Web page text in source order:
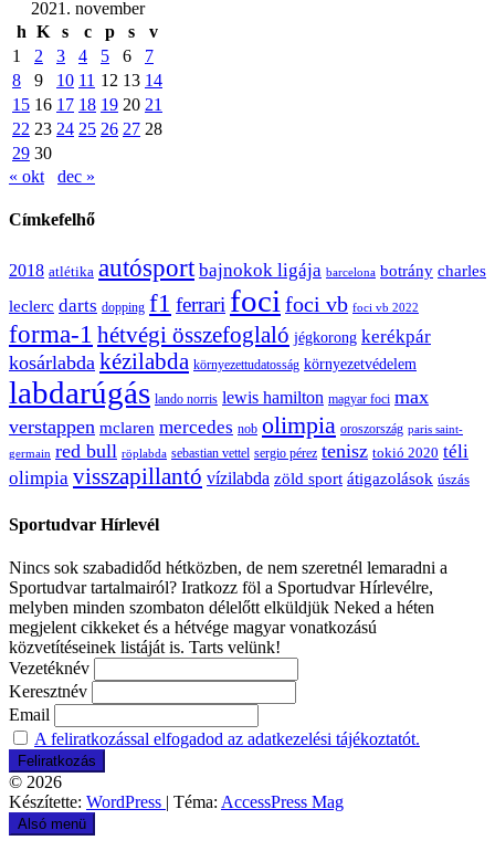
2021. november
h K s c p s
v
1
2 3 4 5 6
7
8
9 10 11 12 13 14
15 16 17 18 19 20 21
22 23 24 25 26 27 28
29 30
« okt
dec »
Címkefelhő
2018 atlétika autósport bajnokok ligája barcelona botrány charles
leclerc darts dopping f1 ferrari foci foci vb foci vb 2022
forma-1 hétvégi összefoglaló jégkorong kerékpár
kosárlabda kézilabda környezettudatosság környezetvédelem
labdarúgás lando norris lewis hamilton magyar foci max
verstappen mclaren mercedes nob olimpia oroszország paris saint-
germain red bull röplabda sebastian vettel sergio pérez tenisz tokió 2020 téli
olimpia visszapillantó vízilabda zöld sport átigazolások úszás
Sportudvar Hírlevél
Nincs sok szabadidőd hétközben, de nem szeretnél lemaradni a
Sportudvar tartalmairól? Iratkozz föl a Sportudvar Hírlevélre,
melyben minden szombaton délelőtt elküldjük Neked a héten
megjelent cikkeket és a hétvége magyar vonatkozású
közvetítéseinek listáját is. Tarts velünk!
Vezetéknév
Keresztnév
Email
A feliratkozással elfogadod az adatkezelési tájékoztatót.
© 2026
Készítette: WordPress | Téma: AccessPress Mag
Alsó menü